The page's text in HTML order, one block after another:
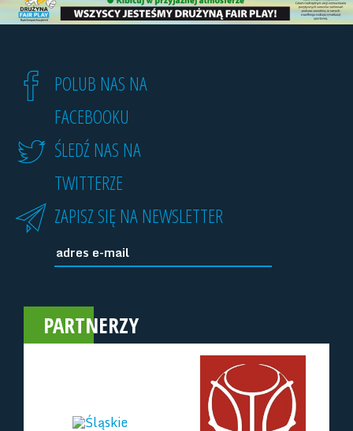
POLUB NAS NA
FACEBOOKU
ŚLEDŹ NAS NA
TWITTERZE
ZAPISZ SIĘ NA NEWSLETTER
PARTNERZY